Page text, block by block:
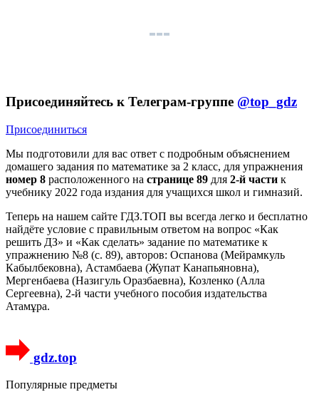
Присоединяйтесь к Телеграм-группе @top_gdz
Присоединиться
Мы подготовили для вас ответ c подробным объяснением
домашего задания по математике за 2 класс, для упражнения
номер 8 расположенного на странице 89 для 2-й части к
учебнику 2022 года издания для учащихся школ и гимназий.
Теперь на нашем сайте ГДЗ.ТОП вы всегда легко и бесплатно
найдёте условие с правильным ответом на вопрос «Как
решить ДЗ» и «Как сделать» задание по математике к
упражнению №8 (с. 89), авторов: Оспанова (Мейрамкуль
Кабылбековна), Астамбаева (Жупат Канапьяновна),
Мергенбаева (Назигуль Оразбаевна), Козленко (Алла
Сергеевна), 2-й части учебного пособия издательства
Атамұра.
gdz.top
Популярные предметы